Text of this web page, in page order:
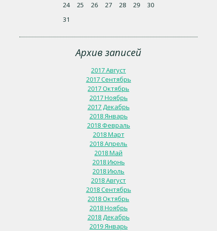
24
25 26 27 28 29
30
31
Архив записей
2017 Август
2017 Сентябрь
2017 Октябрь
2017 Ноябрь
2017 Декабрь
2018 Январь
2018 Февраль
2018 Март
2018 Апрель
2018 Май
2018 Июнь
2018 Июль
2018 Август
2018 Сентябрь
2018 Октябрь
2018 Ноябрь
2018 Декабрь
2019 Январь